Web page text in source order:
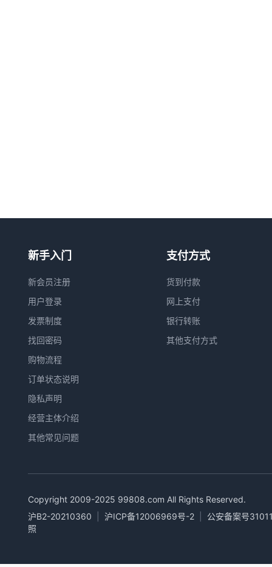
新手入门
新会员注册
用户登录
发票制度
找回密码
购物流程
订单状态说明
隐私声明
经营主体介绍
其他常见问题
支付方式
货到付款
网上支付
银行转账
其他支付方式
Copyright 2009-2025 99808.com All Rights Reserved.
沪B2-20210360
沪ICP备12006969号-2
公安备案号
照